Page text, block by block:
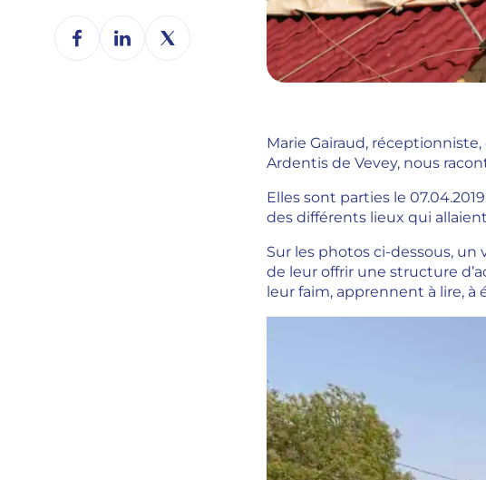
Marie Gairaud,
Ardentis de Vevey, nous
Elles sont parties le
des différents lieux qui
Sur les photos ci-dessous,
de leur offrir une structure
leur faim, apprennent à lire, à